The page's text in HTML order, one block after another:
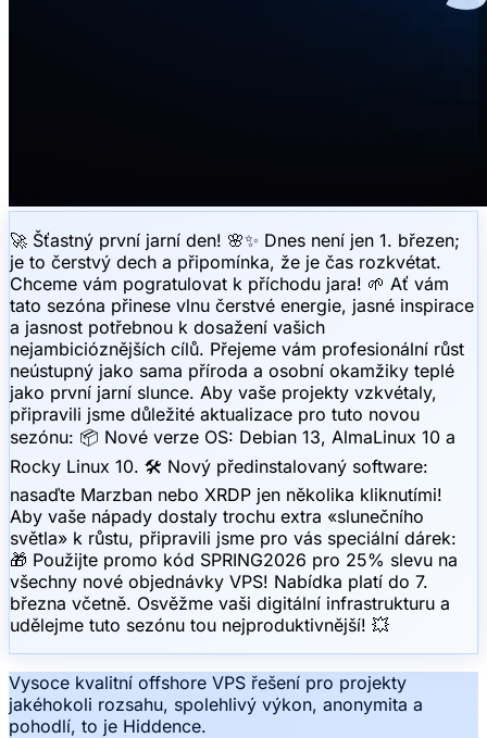
🚀 Šťastný první jarní den! 🌸✨ Dnes není jen 1. březen;
je to čerstvý dech a připomínka, že je čas rozkvétat.
Chceme vám pogratulovat k příchodu jara! 🌱 Ať vám
tato sezóna přinese vlnu čerstvé energie, jasné inspirace
a jasnost potřebnou k dosažení vašich
nejambicióznějších cílů. Přejeme vám profesionální růst
neústupný jako sama příroda a osobní okamžiky teplé
jako první jarní slunce. Aby vaše projekty vzkvétaly,
připravili jsme důležité aktualizace pro tuto novou
sezónu: 📦 Nové verze OS: Debian 13, AlmaLinux 10 a
Rocky Linux 10. 🛠 Nový předinstalovaný software:
nasaďte Marzban nebo XRDP jen několika kliknutími!
Aby vaše nápady dostaly trochu extra «slunečního
světla» k růstu, připravili jsme pro vás speciální dárek:
🎁 Použijte promo kód SPRING2026 pro 25% slevu na
všechny nové objednávky VPS! Nabídka platí do 7.
března včetně. Osvěžme vaši digitální infrastrukturu a
udělejme tuto sezónu tou nejproduktivnější! 💥
Vysoce kvalitní offshore VPS řešení pro projekty
jakéhokoli rozsahu, spolehlivý výkon, anonymita a
pohodlí, to je Hiddence.